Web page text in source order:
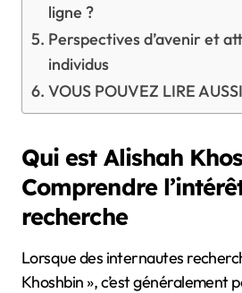
ligne ?
Perspectives d’avenir et
individus
VOUS POUVEZ LIRE AUSSI
Qui est Alishah
Comprendre
recherche
Lorsque des internautes recherchent « Alishah
Khoshbin », c’est généralement